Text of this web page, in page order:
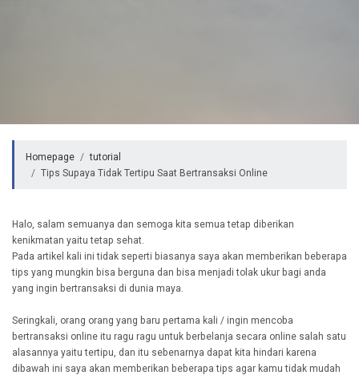
Homepage
tutorial
Tips Supaya Tidak Tertipu Saat Bertransaksi Online
Halo, salam semuanya dan semoga kita semua tetap diberikan
kenikmatan yaitu tetap sehat.
Pada artikel kali ini tidak seperti biasanya saya akan memberikan beberapa
tips yang mungkin bisa berguna dan bisa menjadi tolak ukur bagi anda
yang ingin bertransaksi di dunia maya.
Seringkali, orang orang yang baru pertama kali / ingin mencoba
bertransaksi online itu ragu ragu untuk berbelanja secara online salah satu
alasannya yaitu tertipu, dan itu sebenarnya dapat kita hindari karena
dibawah ini saya akan memberikan beberapa tips agar kamu tidak mudah